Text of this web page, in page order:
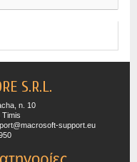
S.R.L.
n. 10
Timis
support.eu